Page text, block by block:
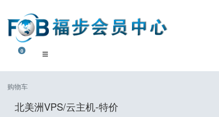
0
购物车
购物车
北美洲VPS/云主机-特价